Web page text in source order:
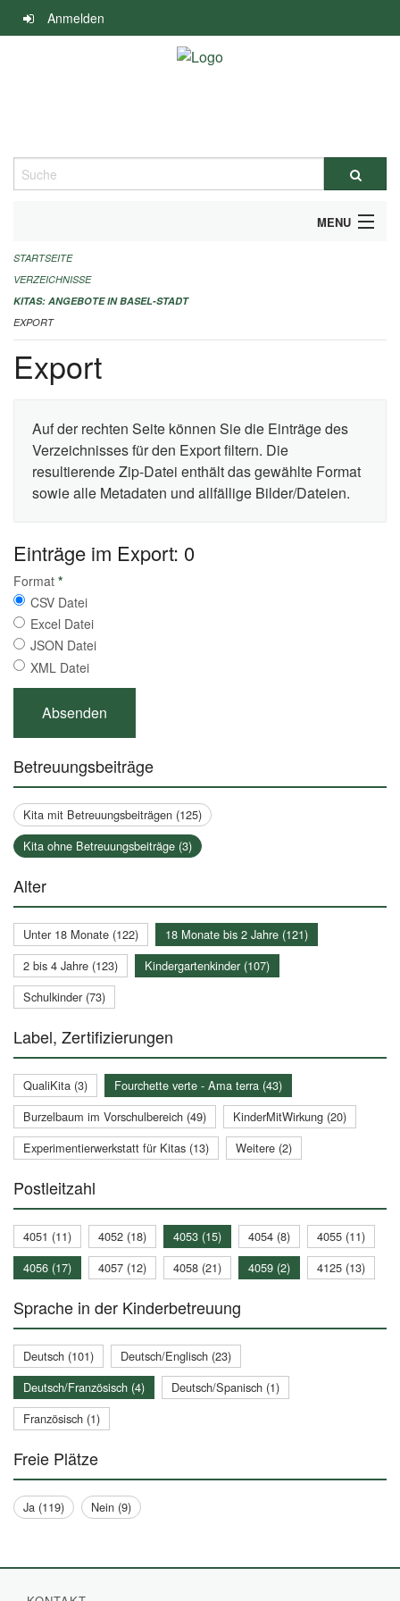
Navigation
überspringen
Anmelden
Suche
MENU
ALLGEMEINE INFORMATIONEN
IMPRESSUM
STARTSEITE
VERZEICHNISSE
KITAS: ANGEBOTE IN BASEL-STADT
EXPORT
Export
Auf der rechten Seite können Sie die Einträge des
Verzeichnisses für den Export filtern. Die
resultierende Zip-Datei enthält das gewählte Format
sowie alle Metadaten und allfällige Bilder/Dateien.
Einträge im Export: 0
Format *
CSV Datei
Excel Datei
JSON Datei
XML Datei
Betreuungsbeiträge
Kita mit Betreuungsbeiträgen (125)
Kita ohne Betreuungsbeiträge (3)
Alter
Unter 18 Monate (122)
18 Monate bis 2 Jahre (121)
2 bis 4 Jahre (123)
Kindergartenkinder (107)
Schulkinder (73)
Label, Zertifizierungen
QualiKita (3)
Fourchette verte - Ama terra (43)
Burzelbaum im Vorschulbereich (49)
KinderMitWirkung (20)
Experimentierwerkstatt für Kitas (13)
Weitere (2)
Postleitzahl
4051 (11) 4052 (18) 4053 (15) 4054 (8)
4055 (11)
4056 (17)
4057 (12) 4058 (21) 4059 (2) 4125 (13)
Sprache in der Kinderbetreuung
Deutsch (101)
Deutsch/Englisch (23)
Deutsch/Französisch (4)
Deutsch/Spanisch (1)
Französisch (1)
Freie Plätze
Ja (119) Nein (9)